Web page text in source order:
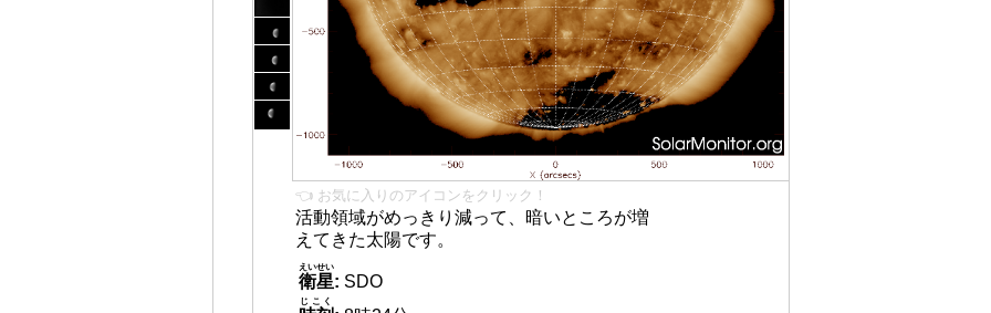
👈 お気に入りのアイコンをクリック！
活動領域がめっきり減って、暗いところが増
えてきた太陽です。
衛星
えいせい
: SDO
じこく